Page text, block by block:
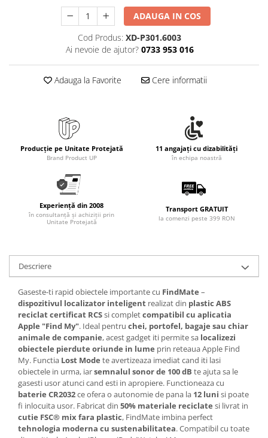
Ascutitori, radiere, agrafe
Foarfece pentru birou
Curatenie si igiena
Articole pentru baie
Maturi, mopuri si galeti
Hartie igienica, prosoape hartie si
dispensere
Articole pentru rufe, casa,
geamuri, mobila
Articole pentru birou, suprafete,
pardoseli
Saci de gunoi
Accesorii pentru curatenie
Tipografie si stampile
Formulare tipizate
Caiete si blocnotesuri
personalizate
Stampile, tusiere si tus
Protectia muncii si Imbracaminte
Imbracaminte
Tricouri
Bluze & Pulovere
ADAUGA IN COS
Cod Produs: XD-P301.6003
Ai nevoie de ajutor? 0733 953 016
Adauga la Favorite Cere informatii
Producție pe Unitate Protejată
Brand Product UP
11 angajați cu dizabilități
în echipa noastră
Experiență din 2008
în consultanță și achiziții prin
Unitate Protejată
Transport GRATUIT
la comenzi peste 399 RON
Descriere
Gaseste-ti rapid obiectele importante cu FindMate –
dispozitivul localizator inteligent realizat din plastic ABS
reciclat certificat RCSsi completcompatibil cu aplicatia
Apple "Find My". Ideal pentru chei, portofel, bagaje sau chiar
animale de companie, acest gadget iti permite sa localizezi
obiectele pierdute oriunde in lume prin reteaua Apple Find
My. Functia Lost Mode te avertizeaza imediat cand iti lasi
obiectele in urma, iarsemnalul sonor de 100 dB te ajuta sa le
gasesti usor atunci cand esti in apropiere. Functioneaza cu
baterie CR2032ce ofera o autonomie de pana la 12 luni si poate
fi inlocuita usor. Fabricat din 50% materiale reciclate si livrat in
cutie FSC® mix fara plastic, FindMate imbina perfect
tehnologia moderna cu sustenabilitatea. Compatibil cu toate